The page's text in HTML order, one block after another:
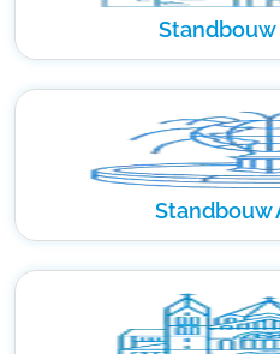
Standbouw
Standbouw